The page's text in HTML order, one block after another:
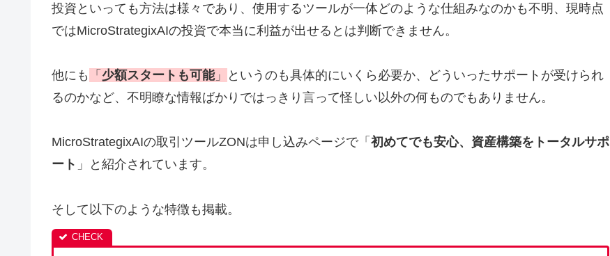
投資といっても方法は様々であり、使用するツールが一体どのような仕組みなのかも不明、現時点
ではMicroStrategixAIの投資で本当に利益が出せるとは判断できません。
他にも 「 少額スタートも可能」
というのも具体的にいくら必要か、どういったサポートが受けられ
るのかなど、不明瞭な情報ばかりではっきり言って怪しい以外の何ものでもありません。
MicroStrategixAIの取引ツールZONは申し込みページで「 初めてでも安心、資産構築をトータルサポ
ート 」と紹介されています。
そして以下のような特徴も掲載。